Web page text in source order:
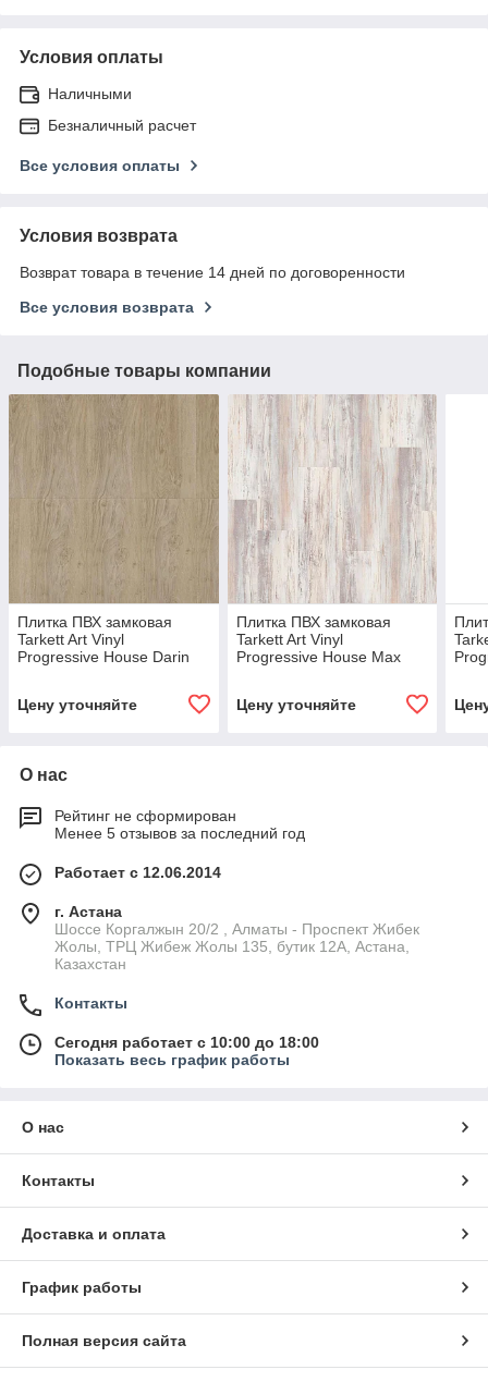
Условия оплаты
Наличными
Безналичный расчет
Все условия оплаты
Условия возврата
Возврат товара в течение 14 дней по договоренности
Все условия возврата
Подобные товары компании
Плитка ПВХ замковая
Tarkett Art Vinyl
Progressive House Darin
Цену уточняйте
Плитка ПВХ замковая
Tarkett Art Vinyl
Progressive House Max
Цену уточняйте
О нас
Рейтинг не сформирован
Менее 5 отзывов за последний год
Работает с 12.06.2014
г. Астана
Шоссе Коргалжын 20/2 , Алматы - Проспект Жибек
Жолы, ТРЦ Жибеж Жолы 135, бутик 12А, Астана,
Казахстан
Контакты
Сегодня работает с 10:00 до 18:00
Показать весь график работы
О нас
Контакты
Доставка и оплата
График работы
Полная версия сайта